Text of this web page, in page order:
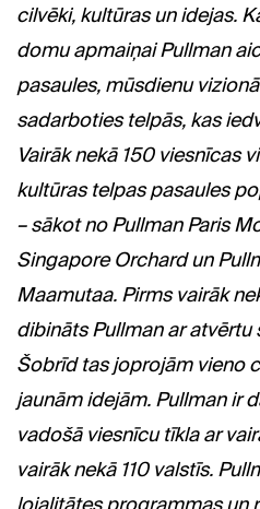
cilvēki, kultūras un idejas.
domu apmaiņai Pullman
pasaules, mūsdienu
sadarboties telpās, kas
Vairāk nekā 150 viesnīcas
kultūras telpas pasaules
– sākot no Pullman Paris
Singapore Orchard un
Maamutaa. Pirms vairāk
dibināts Pullman ar atvērtu
Šobrīd tas joprojām vieno
jaunām idejām. Pullman ir
vadošā viesnīcu tīkla ar
vairāk nekā 110 valstīs.